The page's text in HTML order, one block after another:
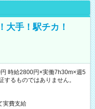
大手！駅チカ！
時給2800円×実働7h30m×週5
るものではありません。
実費支給